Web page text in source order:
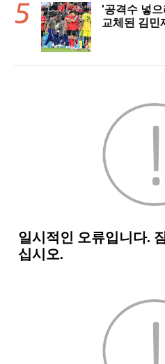
'공격수 넣
교체된 김민